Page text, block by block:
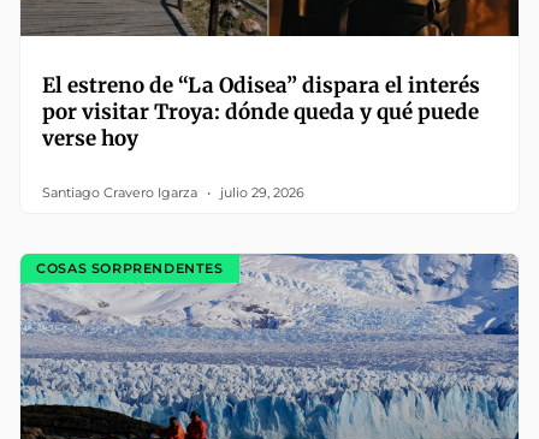
El estreno de “La Odisea” dispara el interés
por visitar Troya: dónde queda y qué puede
verse hoy
Santiago Cravero Igarza julio 29, 2026
COSAS SORPRENDENTES